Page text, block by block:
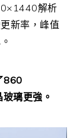
解析
新率，峰值
860
璃更強。